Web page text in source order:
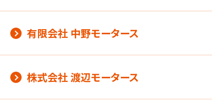
有限会社 中野モータース
株式会社 渡辺モータース